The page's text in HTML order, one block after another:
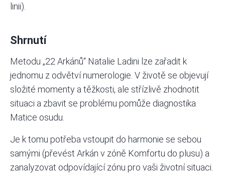
linii).
Shrnutí
Metodu „22 Arkánů“ Natalie Ladini lze zařadit k
jednomu z odvětví numerologie. V životě se objevují
složité momenty a těžkosti, ale střízlivě zhodnotit
situaci a zbavit se problému pomůže diagnostika
Matice osudu.
Je k tomu potřeba vstoupit do harmonie se sebou
samými (převést Arkán v zóně Komfortu do plusu) a
zanalyzovat odpovídající zónu pro vaši životní situaci.